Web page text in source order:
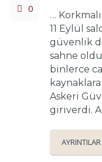
0
…
11 Eylül
güvenlik
sahne
binlerce
kaynaklara
Askeri
giriverdi.
AYRINTILAR